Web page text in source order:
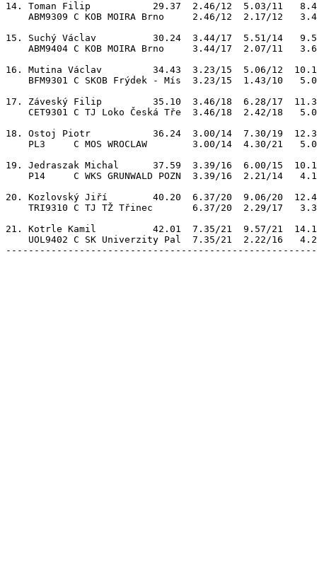
14. Toman Filip           29.37  2.46/12  5.03/11
ABM9309 C KOB MOIRA Brno     2.46/12  2.17/12
15. Suchý Václav          30.24  3.44/17  5.51/14
ABM9404 C KOB MOIRA Brno     3.44/17  2.07/11
16. Mutina Václav         34.43  3.23/15  5.06/12
BFM9301 C SKOB Frýdek - Mís  3.23/15  1.43/10
17. Záveský Filip         35.10  3.46/18  6.28/17
CET9301 C TJ Loko Česká Tře  3.46/18  2.42/18
18. Ostoj Piotr           36.24  3.00/14  7.30/19  12.35/
PL3     C MOS WROCLAW        3.00/14  4.30/21
19. Jedraszak Michal      37.59  3.39/16  6.00/15
P14     C WKS GRUNWALD POZN  3.39/16  2.21/14
20. Kozlovský Jiří        40.20  6.37/20  9.06/20
TRI9310 C TJ TŽ Třinec       6.37/20  2.29/17
21. Kotrle Kamil          42.01  7.35/21  9.57/21
UOL9402 C SK Univerzity Pal  7.35/21  2.22/16